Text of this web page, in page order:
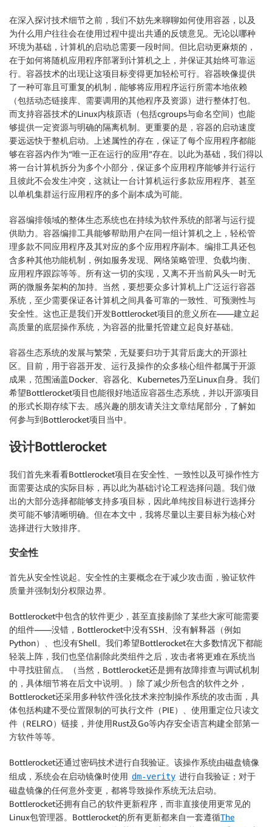
在深入探讨技术细节之前，我们不妨先来聊聊如何使用容器，以及
为什么用户往往会在使用过程中提出共通的反馈意见。无论以哪种
环境为基础，计算机的启动总需要一段时间。但比启动更麻烦的，
在于如何将随机应用程序部署到计算机之上，并保证其始终可靠运
行。容器技术的出现让这项目标变得更加轻松可行。容器映像提供
了一种可靠且可重复的机制，能够将应用程序运行所需本地依赖
（包括动态链接库、需要调用的其他程序及资源）进行整体打包。
而支持容器技术的Linux内核原语（包括cgroups与命名空间）也能
够提供一定资源与明确的隔离机制。更重要的是，容器的启动速度
要远远快于整机启动。上述属性的存在，保证了每个应用程序都能
够在容器内作为“唯一正在运行的应用”存在。以此为基础，我们得以
将一台计算机拆分为多个小部分，保证多个应用程序能够并行运行
且彼此不会发生冲突，这就让一台计算机运行多款应用程序、甚至
以单机集群运行应用程序的多个副本成为可能。
容器编排领域的整体生态系统也在持续为软件系统的部署与运行提
供助力。容器编排工具能够帮助用户在同一组计算机之上，轻松管
理多款不同应用程序及其对应的多个应用程序副本。编排工具还包
含多种其他功能机制，例如服务发现、网络策略管理、负载均衡、
应用程序跟踪等等。所有这一切的实现，又离不开当前风头一时无
两的微服务架构的加持。当然，要想要众多计算机上广泛运行容器
系统，至少需要保证各计算机之间具备可靠的一致性、可预测性与
安全性。这也正是我们开发Bottlerocket项目的意义所在——建立起
高质量的底层操作系统，为容器的批量托管建立起良好基础。
容器生态系统的发展与繁荣，无疑要归功于其背后庞大的开源社
区。目前，用于容器开发、运行及操作的众多核心组件都属于开源
成果，范围涵盖Docker、容器化、Kubernetes乃至Linux自身。我们
希望Bottlerocket项目也能很好地适应容器生态系统，并以开源项目
的形式长期存续下去。感兴趣的朋友请关注文章结尾部分，了解如
何参与到Bottlerocket项目当中。
设计Bottlerocket
我们首先来看看Bottlerocket项目在安全性、一致性以及可操作性方
面需要达成的实际目标，再以此为基础讨论工程选择问题。我们做
出的大部分选择都能够支持多项目标，因此单纯按目标进行选择分
类可能不够清晰明确。但在本文中，我将尽量以主要目标为核心对
选择进行大致排序。
安全性
首先从安全性说起。安全性的主要概念在于减少攻击面，验证软件
质量并强制划分权限边界。
Bottlerocket中包含的软件更少，甚至直接剔除了某些大家可能需要
的组件——没错，Bottlerocket中没有SSH、没有解释器（例如
Python）、也没有Shell。我们希望Bottlerocket在大多数情况下都能
轻装上阵，我们也坚信剔除此类组件之后，攻击者将更难在系统当
中寻找驻留点。（当然，Bottlerocket还是拥有故障排查与调试机制
的，具体细节将在后文中说明。）除了减少所包含的软件之外，
Bottlerocket还采用多种软件强化技术来控制操作系统的攻击面，具
体包括构建不受位置限制的可执行文件（PIE）、使用重定位只读文
件（RELRO）链接，并使用Rust及Go等内存安全语言构建全部第一
方软件等等。
Bottlerocket还通过密码技术进行自我验证。该操作系统由磁盘镜像
组成，系统会在启动镜像时使用 dm-verity 进行自我验证；对于
磁盘镜像的任何意外变更，都将导致操作系统无法启动。
Bottlerocket还拥有自己的软件更新程序，而非直接使用更常见的
Linux包管理器。Bottlerocket的所有更新都来自一套遵循The